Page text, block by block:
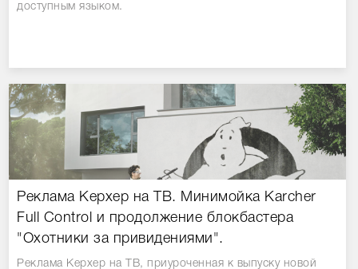
доступным языком.
Реклама Керхер на ТВ. Минимойка Karcher
Full Control и продолжение блокбастера
"Охотники за привидениями".
Реклама Керхер на ТВ, приуроченная к выпуску новой